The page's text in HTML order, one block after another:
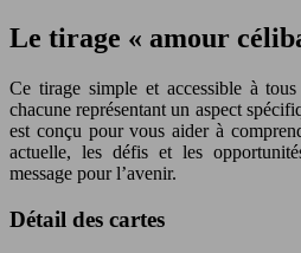
Le tirage « amour
Ce tirage simple et accessible à
chacune représentant un aspect
est conçu pour vous aider à
actuelle, les défis et les
message pour l’avenir.
Détail des cartes